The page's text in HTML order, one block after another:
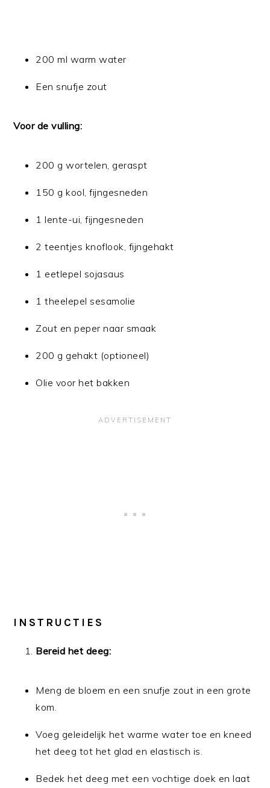
200 ml warm water
Een snufje zout
Voor de vulling:
200 g wortelen, geraspt
150 g kool, fijngesneden
1 lente-ui, fijngesneden
2 teentjes knoflook, fijngehakt
1 eetlepel sojasaus
1 theelepel sesamolie
Zout en peper naar smaak
200 g gehakt (optioneel)
Olie voor het bakken
INSTRUCTIES
Bereid het deeg:
Meng de bloem en een snufje zout in een grote
kom.
Voeg geleidelijk het warme water toe en kneed
het deeg tot het glad en elastisch is.
Bedek het deeg met een vochtige doek en laat